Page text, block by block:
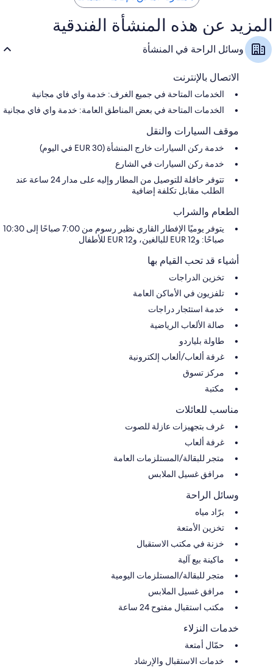
المزيد عن هذه المنشأة الفندقية
وسائل الراحة في المنشأة
الاتصال بالإنترنت
الخدمات المتاحة في جميع الغرف: خدمة واي فاي مجانية
الخدمات المتاحة في بعض المناطق العامة: خدمة واي فاي مجانية
موقف السيارات والنقل
خدمة ركن السيارات خارج المنشأة (EUR 30 في اليوم)
خدمة ركن السيارات في الشارع
تتوفر حافلة للتوصيل من المطار وإليه على مدار 24 ساعة عند
الطلب مقابل تكلفة إضافية
الطعام والشراب
يتوفر يوميًا الإفطار القاري نظير رسوم من 7:00 صباحًا إلى 10:30
صباحًا: و12 EUR للبالغين، و12 EUR للأطفال
أشياء قد تحب القيام بها
تخزين الدراجات
تلفزيون في الأماكن العامة
خدمة استئجار دراجات
صالة الألعاب الرياضية
طاولة بلياردو
غرفة ألعاب/ألعاب إلكترونية
مركز تسوق
مكتبة
مناسب للعائلات
غرف بتجهيزات عازلة للصوت
غرفة ألعاب
متجر للبقالة/المستلزمات العامة
مرافق غسيل الملابس
وسائل الراحة
برّاد مياه
تخزين الأمتعة
خزنة في مكتب الاستقبال
ماكينة بيع آلية
متجر للبقالة/المستلزمات اليومية
مرافق غسيل الملابس
مكتب استقبال مفتوح 24 ساعة
خدمات النزلاء
حمّال أمتعة
خدمات الاستقبال والإرشاد